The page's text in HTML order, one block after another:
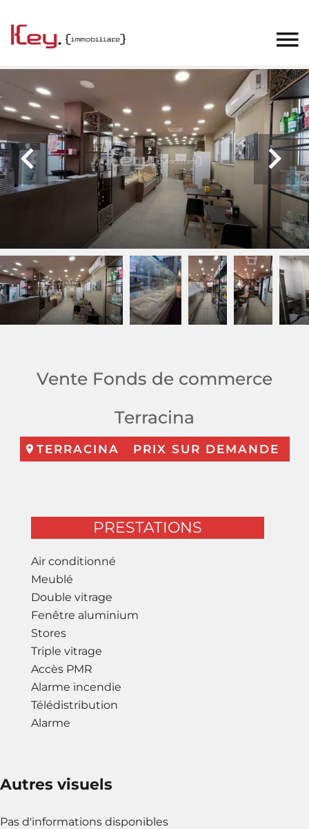
Vente Fonds de commerce
Terracina
TERRACINA PRIX SUR DEMANDE
PRESTATIONS
Air conditionné
Meublé
Double vitrage
Fenêtre aluminium
Stores
Triple vitrage
Accès PMR
Alarme incendie
Télédistribution
Alarme
Autres visuels
Pas d'informations disponibles